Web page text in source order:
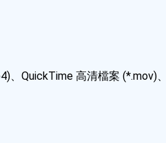
、QuickTime 高清檔案 (*.mov)